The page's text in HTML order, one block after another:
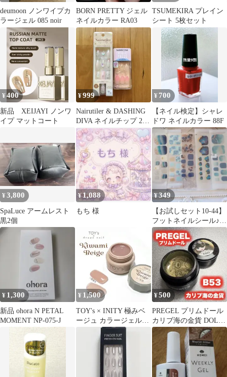
deumoon ノンワイプカ
ラージェル 085 noir
BORN PRETTY ジェル
ネイルカラー RA03
TSUMEKIRA プレイン
シート 5枚セット
¥400
新品 XEIJAYI ノンワ
イプ マットコート
¥999
Nairutiler & DASHING
DIVA ネイルチップ 2種
セット
¥ 700
【ネイル検定】シャレ
ドワ ネイルカラー 88F
¥3,800
SpaLuce アームレスト
黒2個
¥1,088
もち 様
¥349
【お試しセット10-44】
フットネイルシール♪1
回分5枚セット
¥ 1,300
新品 ohora N PETAL
MOMENT NP-075-J
¥ 1,500
TOY's × INITY 極みベ
ージュ カラージェル
¥500
PREGEL プリムドール
カリブ海の金貨 DOLL-
B53 ジェルネイル